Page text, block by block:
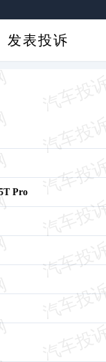
发表投诉
Pro